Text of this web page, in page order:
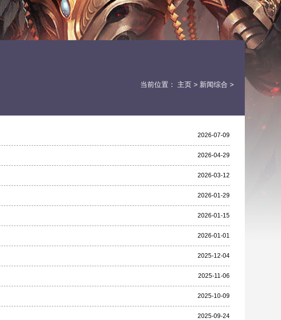
当前位置： 主页 > 新闻综合 >
2026-07-09
2026-04-29
2026-03-12
2026-01-29
2026-01-15
2026-01-01
2025-12-04
2025-11-06
2025-10-09
2025-09-24